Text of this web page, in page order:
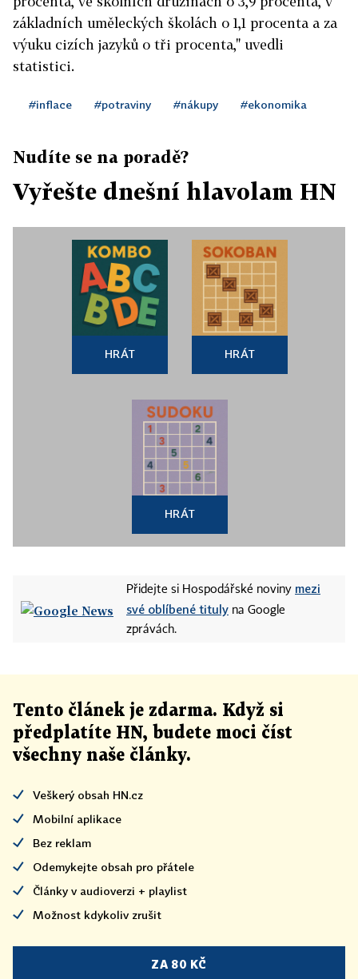
základních uměleckých školách o 1,1 procenta a za
výuku cizích jazyků o tři procenta," uvedli
statistici.
#inflace #potraviny #nákupy #ekonomika
Nudíte se na poradě?
Vyřešte dnešní hlavolam HN
HRÁT HRÁT
HRÁT
Přidejte si Hospodářské noviny mezi
své oblíbené tituly na Google
zprávách.
Tento článek je zdarma. Když si
předplatíte HN, budete moci číst
všechny naše články.
Veškerý obsah HN.cz
Mobilní aplikace
Bez reklam
Odemykejte obsah pro přátele
Články v audioverzi + playlist
Možnost kdykoliv zrušit
ZA 80 KČ